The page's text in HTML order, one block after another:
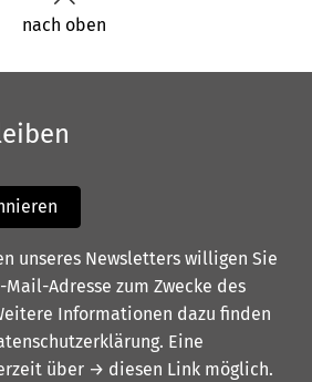
nach oben
unseres Newsletters willigen Sie
Adresse zum Zwecke des
Informationen dazu finden
. Eine
über → diesen Link möglich.